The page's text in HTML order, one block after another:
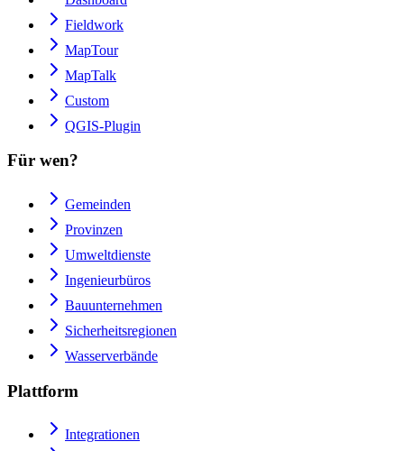
Fieldwork
MapTour
MapTalk
Custom
QGIS-Plugin
Für wen?
Gemeinden
Provinzen
Umweltdienste
Ingenieurbüros
Bauunternehmen
Sicherheitsregionen
Wasserverbände
Plattform
Integrationen